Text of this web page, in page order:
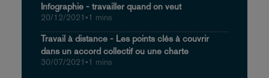
Infographie - travailler quand on veut
20/12/2021 •1 mins
Travail à distance - Les points clés à couvrir
dans un accord collectif ou une charte
30/07/2021 •1 mins